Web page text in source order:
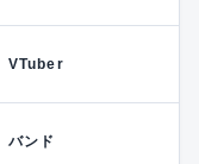
VTuber
バンド